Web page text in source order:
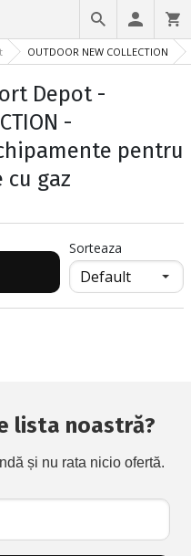
OUTDOOR NEW COLLECTION
Depot -
-
pentru
gaz
Sorteaza
lista noastră?
și nu rata nicio ofertă.